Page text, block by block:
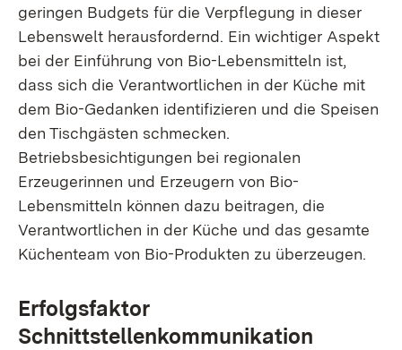
geringen Budgets für die Verpflegung in dieser
Lebenswelt herausfordernd. Ein wichtiger Aspekt
bei der Einführung von Bio-Lebensmitteln ist,
dass sich die Verantwortlichen in der Küche mit
dem Bio-Gedanken identifizieren und die Speisen
den Tischgästen schmecken.
Betriebsbesichtigungen bei regionalen
Erzeugerinnen und Erzeugern von Bio-
Lebensmitteln können dazu beitragen, die
Verantwortlichen in der Küche und das gesamte
Küchenteam von Bio-Produkten zu überzeugen.
Erfolgsfaktor
Schnittstellenkommunikation